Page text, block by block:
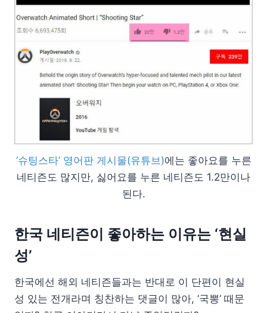
‘슈팅스타’ 영어판 게시물(유튜브)에는 좋아요를 누른
네티즌도 많지만, 싫어요를 누른 네티즌도 1.2만이나
된다.
한국 네티즌이 좋아하는 이유는 ‘현실
성’
한국에선 해외 네티즌들과는 반대로 이 단편이 현실
성 있는 전개라며 칭찬하는 댓글이 많아, ‘국뽕’ 때문